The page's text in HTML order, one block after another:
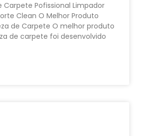
Carpete Pofissional Limpador
Clean O Melhor Produto
de Carpete O melhor produto
de carpete foi desenvolvido